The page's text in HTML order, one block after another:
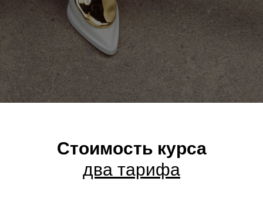
Стоимость курса
два тарифа